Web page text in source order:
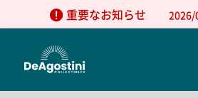
2026/
重要なお知らせ